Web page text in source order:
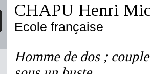
CHAPU Henri
Ecole française
Homme de dos ;